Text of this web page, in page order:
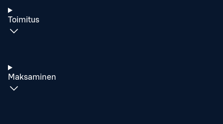
Toimitus
Maksaminen